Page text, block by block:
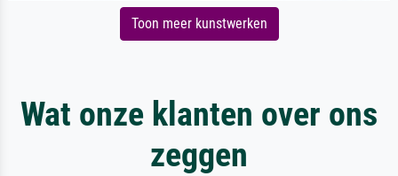
Toon meer kunstwerken
Wat onze klanten over ons
zeggen